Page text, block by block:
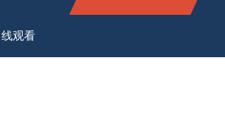
线观看